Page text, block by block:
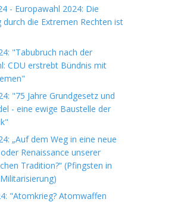
- Europawahl 2024: Die
durch die Extremen Rechten ist
"Tabubruch nach der
CDU erstrebt Bündnis mit
"75 Jahre Grundgesetz und
- eine ewige Baustelle der
„Auf dem Weg in eine neue
Renaissance unserer
Tradition?“ (Pfingsten in
"Atomkrieg? Atomwaffen